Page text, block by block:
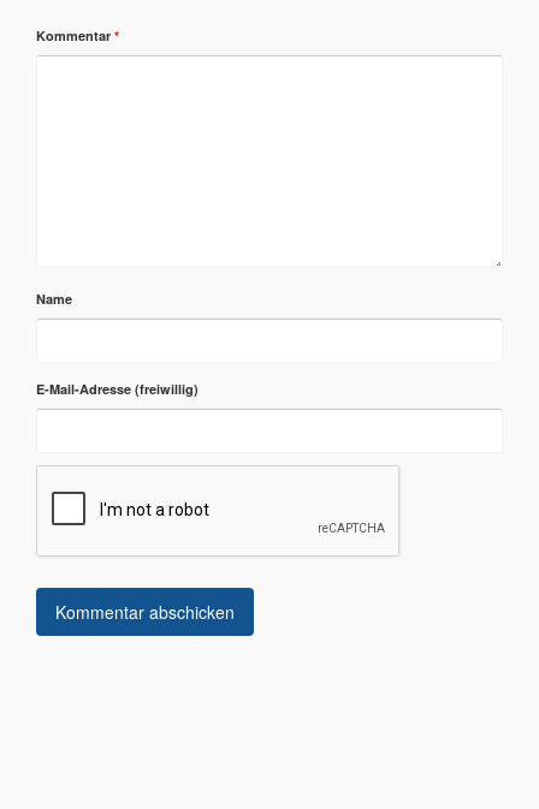
Kommentar *
Name
E-Mail-Adresse